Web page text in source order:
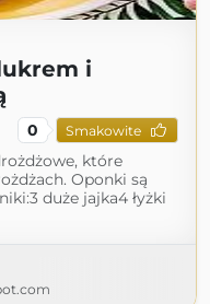
i
0 Smakowite
które
Oponki są
duże jajka4 łyżki